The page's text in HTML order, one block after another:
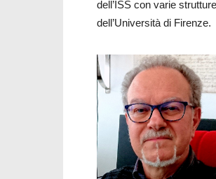
dell’ISS con varie
dell’Università di Firenze.